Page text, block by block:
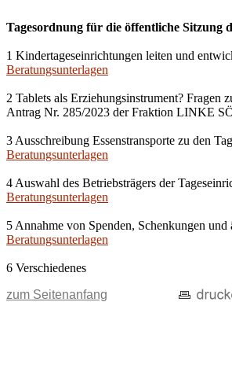
Tagesordnung für die öffentliche Sitzung
1 Kindertageseinrichtungen leiten und
Beratungsunterlagen
2 Tablets als Erziehungsinstrument? Fragen
Antrag Nr. 285/2023 der Fraktion LINKE
3 Ausschreibung Essenstransporte zu den
Beratungsunterlagen
4 Auswahl des Betriebsträgers der
Beratungsunterlagen
5 Annahme von Spenden, Schenkungen
Beratungsunterlagen
6 Verschiedenes
zum Seitenanfang